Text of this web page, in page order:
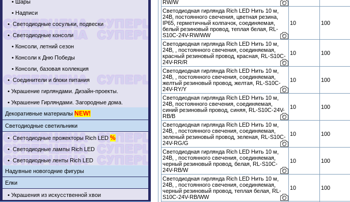
• Шары
• Надписи
•Светодиодные сосульки, подвески
•Светодиодные консоли
• Консоли, летний сезон
• Консоли к Дню Победы
• Консоли, базовая коллекция
•Соединители и блоки питания
• Украшение гирляндами. Дизайн-проекты.
• Украшение Гирляндами. Загородные дома.
Декоративные материалы NEW!
Светодиодные светильники
•Светодиодные прожекторы Rich LED %
•Светодиодные лампы Rich LED
•Светодиодные ленты Rich LED
Надувные новогодние фигуры
Елки
• Украшения из искусственной хвои
RW/W
Светодиодная гирлянда Rich LED Нить 10 м,
24В, постоянного свечения, цветная резина,
IP65, герметичный колпачок, соединяемая,
белый резиновый провод, теплая белая, RL-
S10C-24V-RW/WW
10 100
Светодиодная гирлянда Rich LED Нить 10 м,
24В, , постоянного свечения, соединяемая,
красный резиновый провод, красная, RL-S10C-
24V-RR/R
10 100
Светодиодная гирлянда Rich LED Нить 10 м,
24В, , постоянного свечения, соединяемая,
желтый резиновый провод, желтая, RL-S10C-
24V-RY/Y
10 100
Светодиодная гирлянда Rich LED Нить 10 м,
24В, постоянного свечения, соединяемая,
синий резиновый провод, синяя, RL-S10C-24V-
RB/B
10 100
Светодиодная гирлянда Rich LED Нить 10 м,
24В, , постоянного свечения, соединяемая,
зеленый резиновый провод, зеленая, RL-S10C-
24V-RG/G
10 100
Светодиодная гирлянда Rich LED Нить 10 м,
24В, , постоянного свечения, соединяемая,
черный резиновый провод, белая, RL-S10C-
24V-RB/W
10 100
Светодиодная гирлянда Rich LED Нить 10 м,
24В, , постоянного свечения, соединяемая,
черный резиновый провод, теплая белая, RL-
S10C-24V-RB/WW
10 100